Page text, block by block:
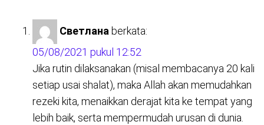
Светлана berkata:
05/08/2021 pukul 12:52
Jika rutin dilaksanakan (misal membacanya 20 kali
setiap usai shalat), maka Allah akan memudahkan
rezeki kita, menaikkan derajat kita ke tempat yang
lebih baik, serta mempermudah urusan di dunia.